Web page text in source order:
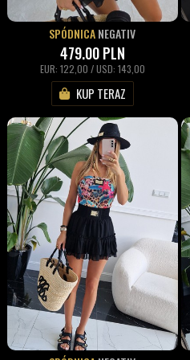
SPÓDNICANEGATIV
479.00PLN
EUR: 122,00 / USD: 143,00
KUP TERAZ